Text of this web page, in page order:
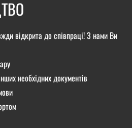
відкрита до співпраці! З нами Ви
необхідних документів